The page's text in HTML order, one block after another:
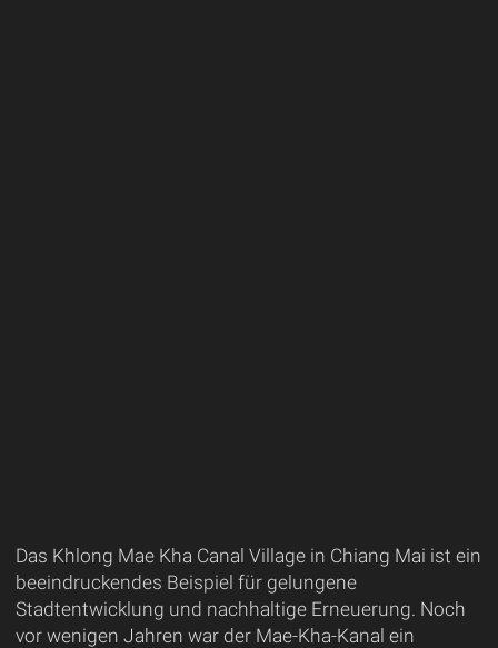
Das Khlong Mae Kha Canal Village in Chiang Mai ist ein
beeindruckendes Beispiel für gelungene
Stadtentwicklung und nachhaltige Erneuerung. Noch
vor wenigen Jahren war der Mae-Kha-Kanal ein